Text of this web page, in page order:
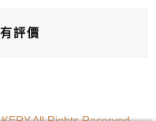
評價